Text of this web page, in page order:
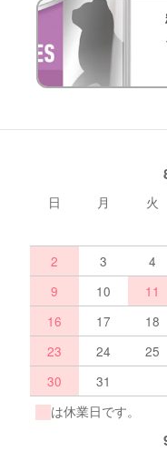
日 月 火
2
3 4
9
10 11
16
17 18
23
24 25
30
31
は休業日です。